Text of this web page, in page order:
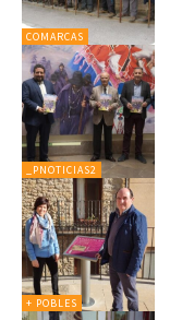
COMARCAS
_PNOTICIAS2
+ POBLES